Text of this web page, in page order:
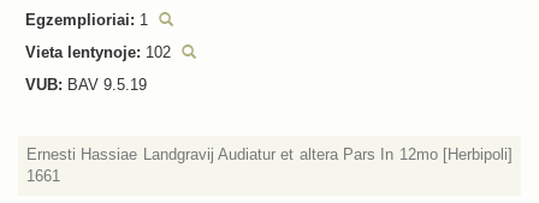
Egzemplioriai: 1
Vieta lentynoje: 102
VUB: BAV 9.5.19
Ernesti Hassiae Landgravij Audiatur et altera Pars In 12mo [Herbipoli]
1661